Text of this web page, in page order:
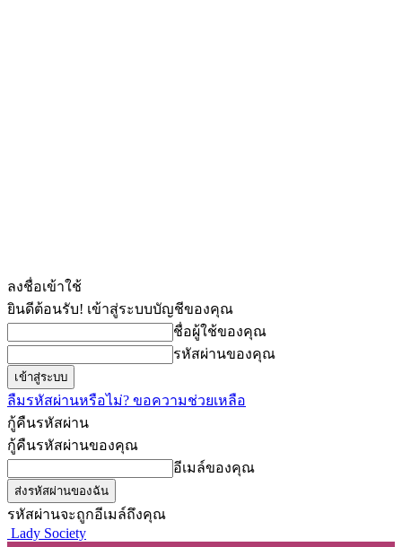
ลงชื่อเข้าใช้
ยินดีต้อนรับ! เข้าสู่ระบบบัญชีของคุณ
ชื่อผู้ใช้ของคุณ
รหัสผ่านของคุณ
ลืมรหัสผ่านหรือไม่? ขอความช่วยเหลือ
กู้คืนรหัสผ่าน
กู้คืนรหัสผ่านของคุณ
อีเมล์ของคุณ
รหัสผ่านจะถูกอีเมล์ถึงคุณ
Lady Society